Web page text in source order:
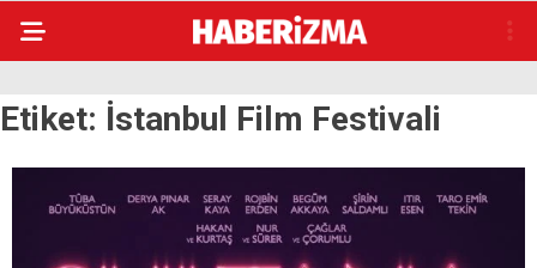
Etiket: İstanbul Film Festivali